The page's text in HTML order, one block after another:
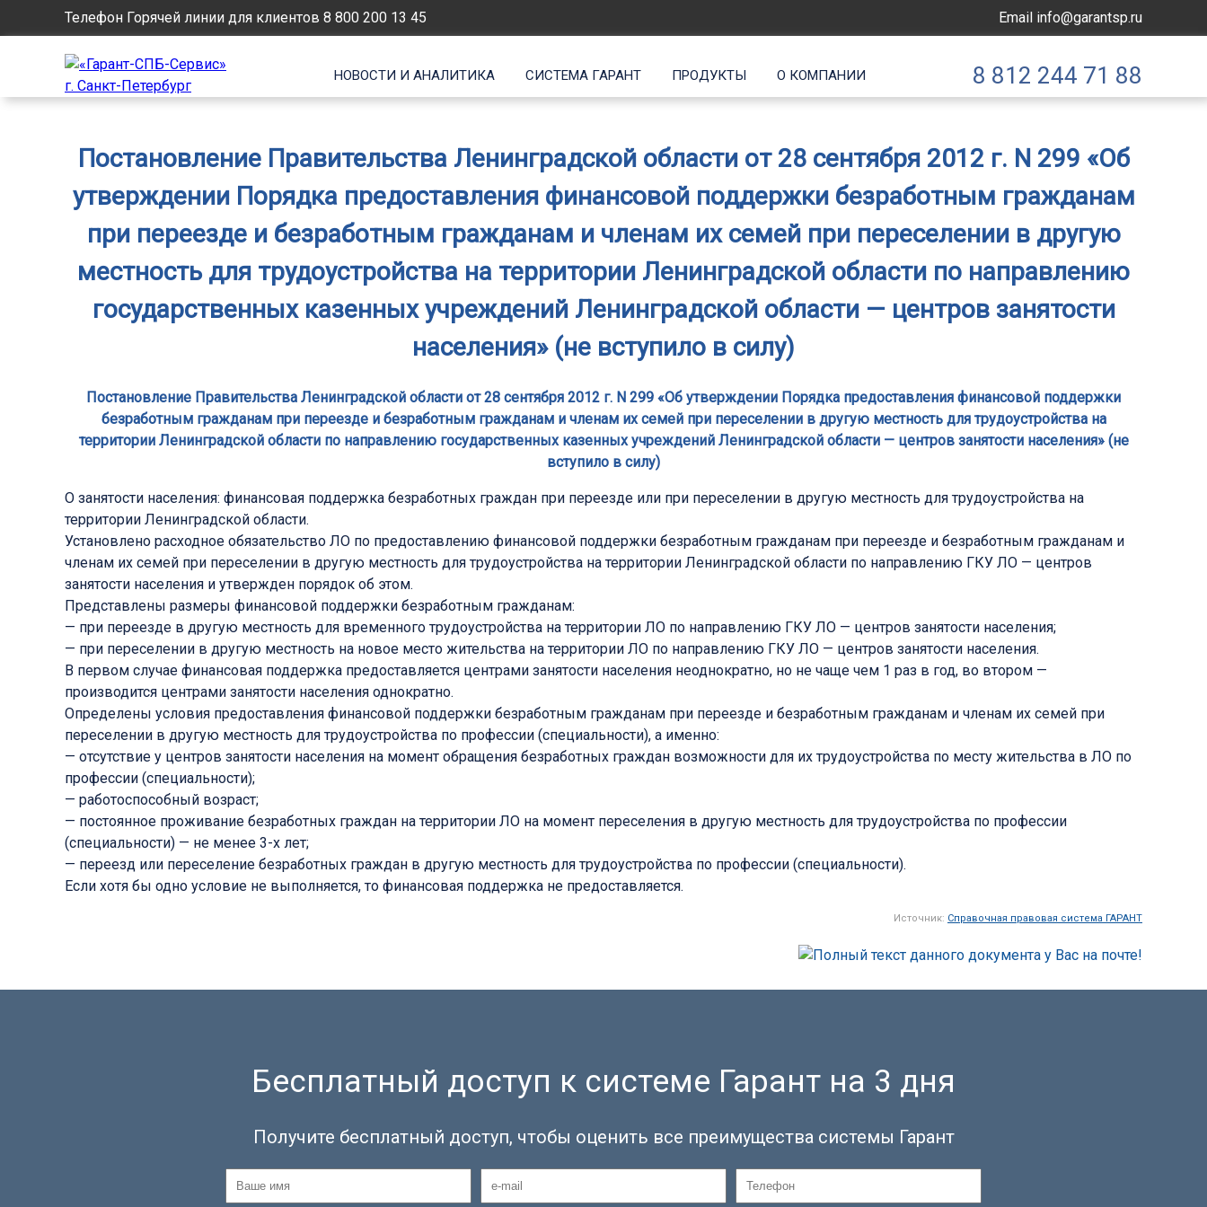
Телефон Горячей линии для клиентов 8 800 200 13 45 Email info@garantsp.ru
НОВОСТИ И АНАЛИТИКА СИСТЕМА ГАРАНТ ПРОДУКТЫ О КОМПАНИИ 8 812 244 71 88
Постановление Правительства Ленинградской области от 28 сентября 2012 г. N 299 «Об
утверждении Порядка предоставления финансовой поддержки безработным гражданам
при переезде и безработным гражданам и членам их семей при переселении в другую
местность для трудоустройства на территории Ленинградской области по направлению
государственных казенных учреждений Ленинградской области — центров занятости
населения» (не вступило в силу)
Постановление Правительства Ленинградской области от 28 сентября 2012 г. N 299 «Об утверждении Порядка предоставления финансовой поддержки
безработным гражданам при переезде и безработным гражданам и членам их семей при переселении в другую местность для трудоустройства на
территории Ленинградской области по направлению государственных казенных учреждений Ленинградской области — центров занятости населения» (не
вступило в силу)
О занятости населения: финансовая поддержка безработных граждан при переезде или при переселении в другую местность для трудоустройства на
территории Ленинградской области.
Установлено расходное обязательство ЛО по предоставлению финансовой поддержки безработным гражданам при переезде и безработным гражданам и
членам их семей при переселении в другую местность для трудоустройства на территории Ленинградской области по направлению ГКУ ЛО — центров
занятости населения и утвержден порядок об этом.
Представлены размеры финансовой поддержки безработным гражданам:
— при переезде в другую местность для временного трудоустройства на территории ЛО по направлению ГКУ ЛО — центров занятости населения;
— при переселении в другую местность на новое место жительства на территории ЛО по направлению ГКУ ЛО — центров занятости населения.
В первом случае финансовая поддержка предоставляется центрами занятости населения неоднократно, но не чаще чем 1 раз в год, во втором —
производится центрами занятости населения однократно.
Определены условия предоставления финансовой поддержки безработным гражданам при переезде и безработным гражданам и членам их семей при
переселении в другую местность для трудоустройства по профессии (специальности), а именно:
— отсутствие у центров занятости населения на момент обращения безработных граждан возможности для их трудоустройства по месту жительства в ЛО по
профессии (специальности);
— работоспособный возраст;
— постоянное проживание безработных граждан на территории ЛО на момент переселения в другую местность для трудоустройства по профессии
(специальности) — не менее 3-х лет;
— переезд или переселение безработных граждан в другую местность для трудоустройства по профессии (специальности).
Если хотя бы одно условие не выполняется, то финансовая поддержка не предоставляется.
Источник: Справочная правовая система ГАРАНТ
Бесплатный доступ к системе Гарант на 3 дня
Получите бесплатный доступ, чтобы оценить все преимущества системы Гарант